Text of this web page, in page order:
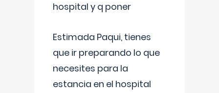
hospital y q poner
Estimada Paqui, tienes
que ir preparando lo que
necesites para la
estancia en el hospital